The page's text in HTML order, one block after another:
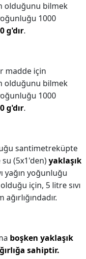
olduğunu bilmek
1000
g'dır.
madde için
olduğunu bilmek
1000
g'dır.
santimetreküpte
(5x1'den)yaklaşık
yağın yoğunluğu
için, 5 litre sıvı
boşken yaklaşık
sahiptir.